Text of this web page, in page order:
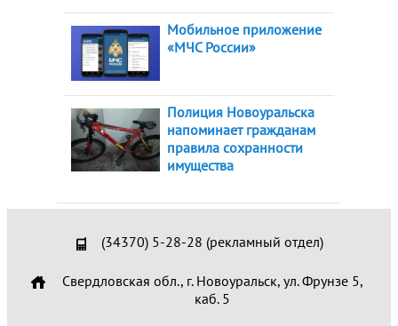
Мобильное приложение
«МЧС России»
Полиция Новоуральска
напоминает гражданам
правила сохранности
имущества
(34370) 5-28-28 (рекламный отдел)
Свердловская обл., г. Новоуральск, ул. Фрунзе 5,
каб. 5